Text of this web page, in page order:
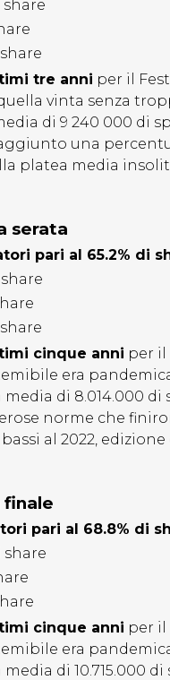
share
tre anni per il
vinta senza
di 9 240 000 di
una
platea media
serata
pari al 65.2% di
cinque anni per il
era
media di 8.014.000 di
norme che
al 2022, edizione
finale
pari al 68.8% di
share
cinque anni per il
era
media di 10.715.000